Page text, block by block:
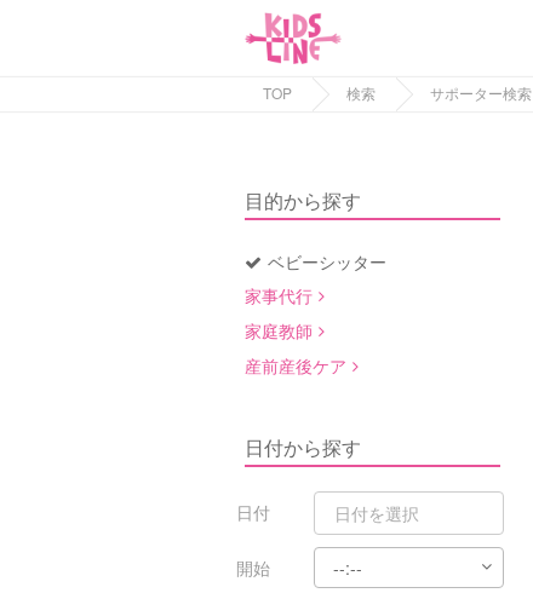
TOP 検索 サポーター検索
目的から探す
ベビーシッター
家事代行
家庭教師
産前産後ケア
日付から探す
日付
開始